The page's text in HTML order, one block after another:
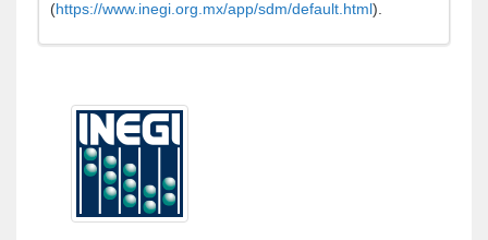
(https://www.inegi.org.mx/app/sdm/default.html).